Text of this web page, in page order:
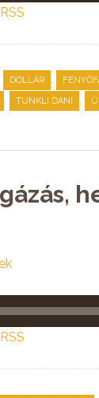
RSS
DOLLÁR ,
, TUNKLI DANI ,
RSS